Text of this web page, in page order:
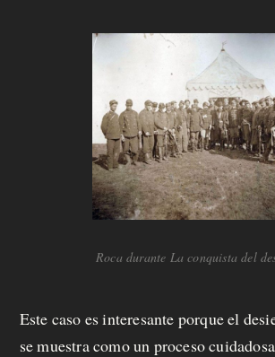
Roca durante La conquista del
Este caso es interesante porque el
se muestra como un proceso